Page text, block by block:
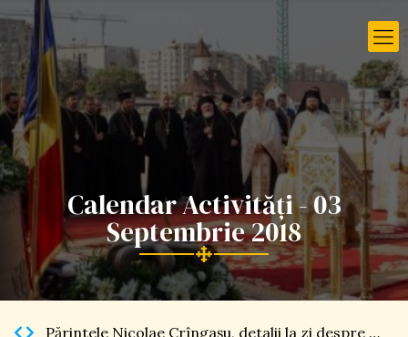
Calendar Activități - 03
Septembrie 2018
Părintele Nicolae Crîngaşu, detalii la zi despre Catedrala Naţională […]